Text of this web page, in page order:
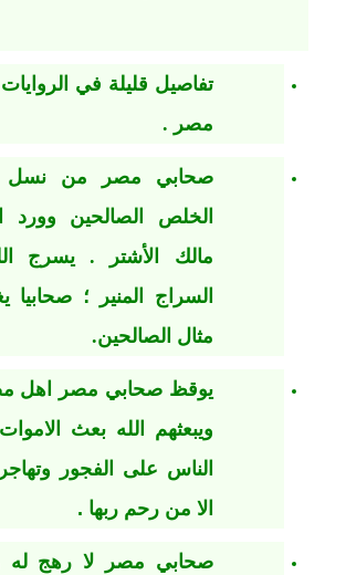
تفاصيل قليلة في
مصر .
صحابي مصر من نسل
الخلص الصالحين
مالك الأشتر . يسرج
السراج المنير ؛ صحابيا
مثال الصالحين.
يوقظ صحابي مصر اهل
ويبعثهم الله بعث
الناس على الفجور
الا من رحم ربها .
صحابي مصر لا رهج له